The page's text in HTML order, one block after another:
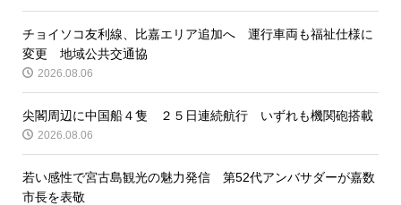
チョイソコ友利線、比嘉エリア追加へ 運行車両も福祉仕様に
変更 地域公共交通協
2026.08.06
尖閣周辺に中国船４隻 ２５日連続航行 いずれも機関砲搭載
2026.08.06
若い感性で宮古島観光の魅力発信 第52代アンバサダーが嘉数
市長を表敬